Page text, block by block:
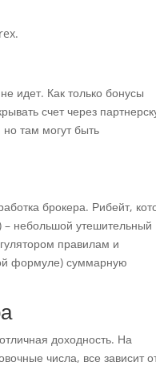
идет. Как только бонусы
счет через
там могут быть
брокера. Рибейт,
– небольшой утешительный
правилам и
формуле) суммарную
доходность. На
числа, все зависит